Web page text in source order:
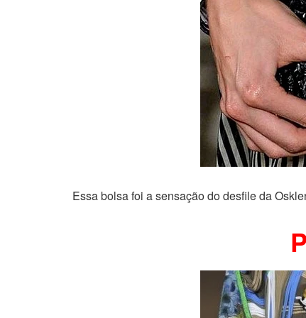
Essa bolsa foi a sensação do desfile da